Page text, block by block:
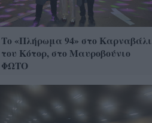
Το «Πλήρωμα 94» στο Καρναβάλι
του Κότορ, στο Μαυροβούνιο
ΦΩΤΟ